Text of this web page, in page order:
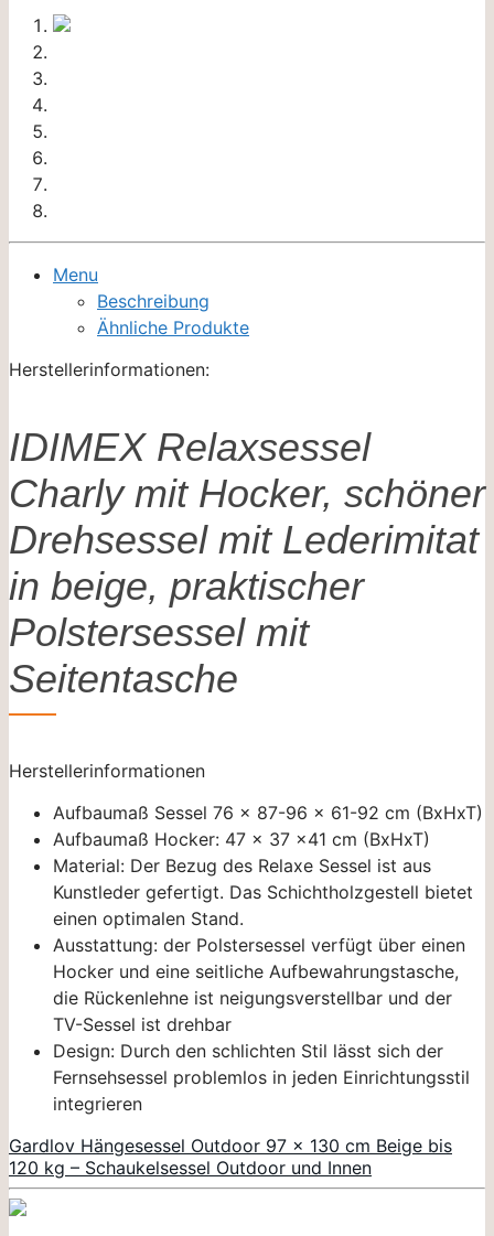
Menu
Beschreibung
Ähnliche Produkte
Herstellerinformationen:
IDIMEX Relaxsessel
Charly mit Hocker, schöner
Drehsessel mit Lederimitat
in beige, praktischer
Polstersessel mit
Seitentasche
Herstellerinformationen
Aufbaumaß Sessel 76 x 87-96 x 61-92 cm (BxHxT)
Aufbaumaß Hocker: 47 x 37 x41 cm (BxHxT)
Material: Der Bezug des Relaxe Sessel ist aus
Kunstleder gefertigt. Das Schichtholzgestell bietet
einen optimalen Stand.
Ausstattung: der Polstersessel verfügt über einen
Hocker und eine seitliche Aufbewahrungstasche,
die Rückenlehne ist neigungsverstellbar und der
TV-Sessel ist drehbar
Design: Durch den schlichten Stil lässt sich der
Fernsehsessel problemlos in jeden Einrichtungsstil
integrieren
Gardlov Hängesessel Outdoor 97 x 130 cm Beige bis
120 kg – Schaukelsessel Outdoor und Innen